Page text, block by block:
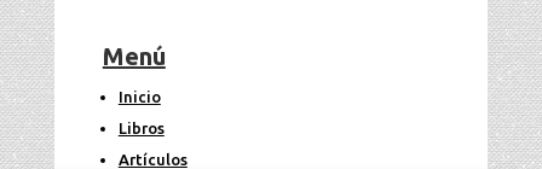
Menú
Inicio
Libros
Artículos